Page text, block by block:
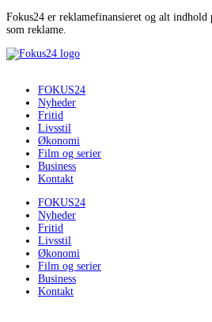
Fokus24 er reklamefinansieret og alt indhold
som reklame.
FOKUS24
Nyheder
Fritid
Livsstil
Økonomi
Film og serier
Business
Kontakt
FOKUS24
Nyheder
Fritid
Livsstil
Økonomi
Film og serier
Business
Kontakt